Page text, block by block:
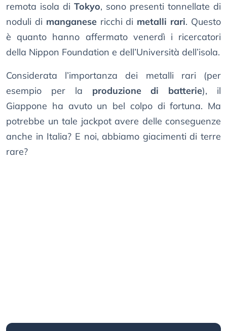
remota isola di Tokyo, sono presenti tonnellate di
noduli di manganesericchi di metalli rari. Questo
è quanto hanno affermato venerdì i ricercatori
della Nippon Foundation e dell’Università dell’isola.
Considerata l’importanza dei metalli rari (per
esempio per la produzione di batterie), il
Giappone ha avuto un bel colpo di fortuna. Ma
potrebbe un tale jackpot avere delle conseguenze
anche in Italia? E noi, abbiamo giacimenti di terre
rare?